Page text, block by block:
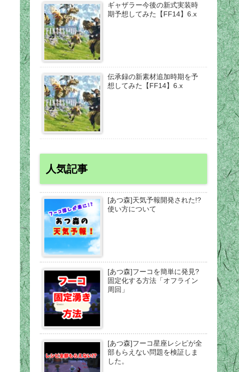
ギャザラー今後の新式実装時
期予想してみた【FF14】6.x
伝承録の新素材追加時期を予
想してみた【FF14】6.x
人気記事
[あつ森]天気予報開発された!?
使い方について
[あつ森]フーコを簡単に発見?
固定化する方法「オフライン
周回」
[あつ森]フーコ星座レシピが全
部もらえない問題を検証しま
した。